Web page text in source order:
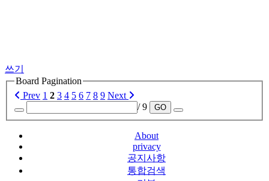
쓰기
Board Pagination
Prev 1 2 3 4 5 6 7 8 9 Next
/ 9
GO
About
privacy
공지사항
통합검색